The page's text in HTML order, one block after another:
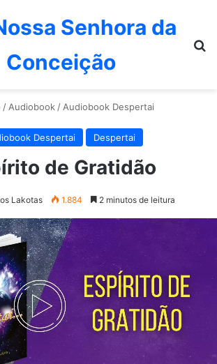
Senhora da
Conceição
/ Audiobook / Audiobook Despertai
Despertai Despertai
de Gratidão
Lakotas 1.884 2 minutos de leitura